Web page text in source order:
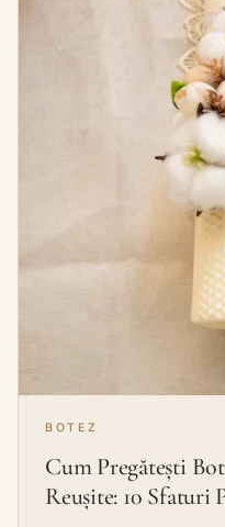
BOTEZ
Cum Pregătești
Reușite: 10 Sfaturi